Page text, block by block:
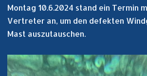
Montag 10.6.2024 stand ein Termin
Vertreter an, um den defekten
Mast auszutauschen.